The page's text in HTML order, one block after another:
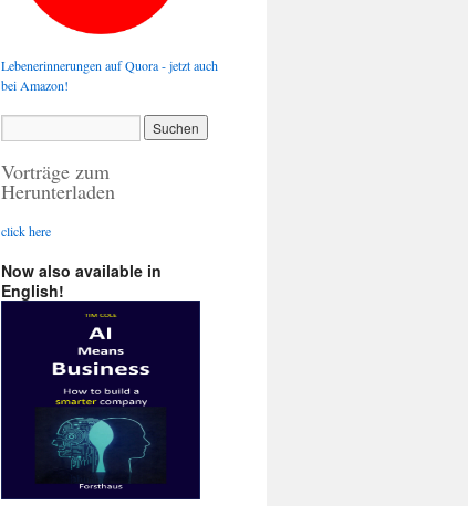
Lebenerinnerungen auf Quora - jetzt auch
bei Amazon!
Vorträge zum
Herunterladen
click here
Now also available in
English!